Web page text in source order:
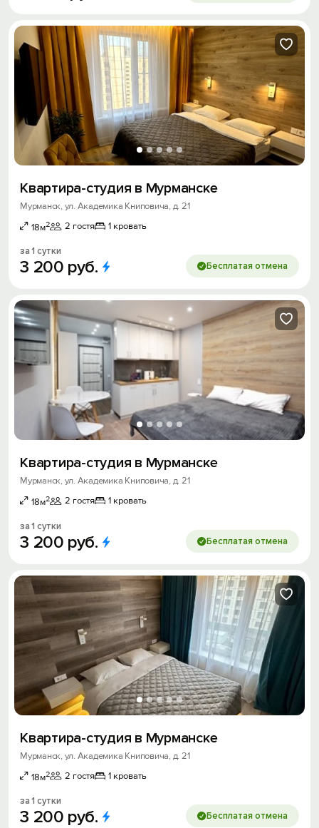
Квартира-студия в Мурманске
Мурманск, ул. Академика Книповича, д. 21
18м2 2 гостя 1 кровать
за 1 сутки
3 200 руб. Бесплатая отмена
Квартира-студия в Мурманске
Мурманск, ул. Академика Книповича, д. 21
18м2 2 гостя 1 кровать
за 1 сутки
3 200 руб. Бесплатая отмена
Квартира-студия в Мурманске
Мурманск, ул. Академика Книповича, д. 21
18м2 2 гостя 1 кровать
за 1 сутки
3 200 руб. Бесплатая отмена